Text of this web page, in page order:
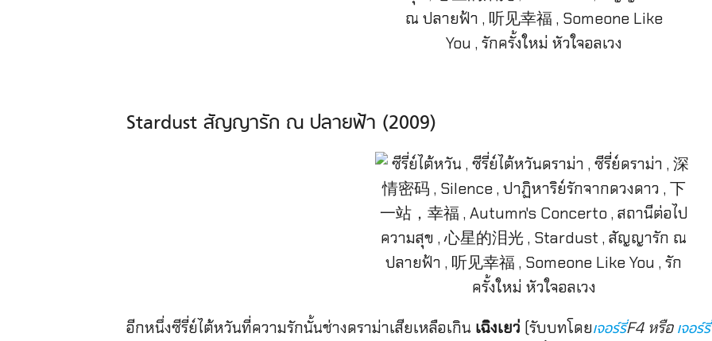
Stardust สัญญารัก ณ ปลายฟ้า (2009)
อีกหนึ่งซีรี่ย์ไต้หวันที่ความรักนั้นช่างดราม่าเสียเหลือเกิน เฉิงเยว่ (รับบทโดยเจอร์รี่F4 หรือ เจอร์